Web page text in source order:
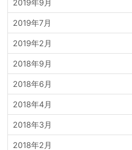
2019年9月
2019年7月
2019年2月
2018年9月
2018年6月
2018年4月
2018年3月
2018年2月